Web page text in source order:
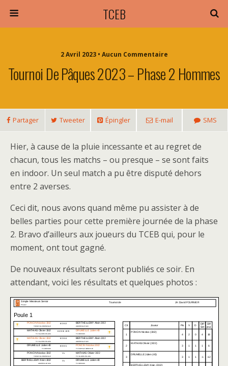
TCEB
2 Avril 2023 • Aucun Commentaire
Tournoi De Pâques 2023 – Phase 2 Hommes
Partager Tweeter Épingler E-mail SMS
Hier, à cause de la pluie incessante et au regret de
chacun, tous les matchs – ou presque – se sont faits
en indoor. Un seul match a pu être disputé dehors
entre 2 averses.
Ceci dit, nous avons quand même pu assister à de
belles parties pour cette première journée de la phase
2. Bravo d’ailleurs aux joueurs du TCEB qui, pour le
moment, ont tout gagné.
De nouveaux résultats seront publiés ce soir. En
attendant, voici les résultats et quelques photos :